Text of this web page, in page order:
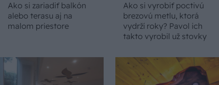
Ako si zariadiť balkón
alebo terasu aj na
malom priestore
Ako si vyrobiť poctivú
brezovú metlu, ktorá
vydrží roky? Pavol ich
takto vyrobil už stovky